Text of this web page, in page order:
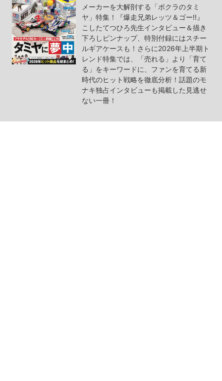
メーカーを大解剖する「ボクラのタミ
ヤ」特集！『爆走兄弟レッツ＆ゴー!!』
こしたてつひろ先生インタビュー＆描き
下ろしピンナップ、特別付録にはスチー
ルギアケースも！さらに2026年上半期ト
レンド特集では、「売れる」より「育て
る」をキーワードに、ファンを育てる新
時代のヒット戦略を徹底分析！話題のモ
ナキ独占インタビューも掲載した見逃せ
ない一冊！